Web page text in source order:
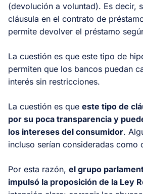
(devolución a voluntad). Es decir,
cláusula en el contrato de
permite devolver el préstamo
La cuestión es que este tipo de
permiten que los bancos puedan
interés sin restricciones.
La cuestión es que este tipo de
por su poca transparencia y
los intereses del consumidor.
incluso serían consideradas como
Por esta razón, el grupo
impulsó la proposición de la Ley